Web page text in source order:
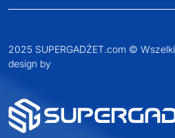
2025 SUPERGADŻET.com ©
design by